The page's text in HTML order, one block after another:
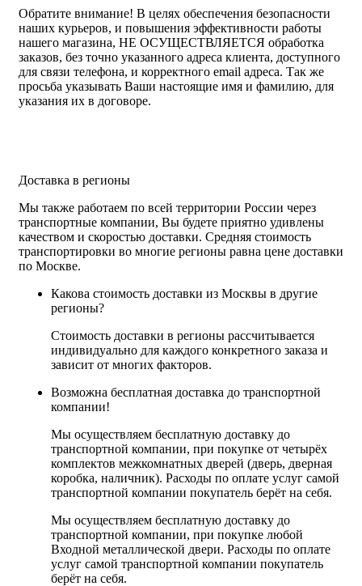
Обратите внимание! В целях обеспечения безопасности
наших курьеров, и повышения эффективности работы
нашего магазина, НЕ ОСУЩЕСТВЛЯЕТСЯ обработка
заказов, без точно указанного адреса клиента, доступного
для связи телефона, и корректного email адреса. Так же
просьба указывать Ваши настоящие имя и фамилию, для
указания их в договоре.
Доставка в регионы
Мы также работаем по всей территории России через
транспортные компании, Вы будете приятно удивлены
качеством и скоростью доставки. Средняя стоимость
транспортировки во многие регионы равна цене доставки
по Москве.
Какова стоимость доставки из Москвы в другие
регионы?
Стоимость доставки в регионы рассчитывается
индивидуально для каждого конкретного заказа и
зависит от многих факторов.
Возможна бесплатная доставка до транспортной
компании!
Мы осуществляем бесплатную доставку до
транспортной компании, при покупке от четырёх
комплектов межкомнатных дверей (дверь, дверная
коробка, наличник). Расходы по оплате услуг самой
транспортной компании покупатель берёт на себя.
Мы осуществляем бесплатную доставку до
транспортной компании, при покупке любой
Входной металлической двери. Расходы по оплате
услуг самой транспортной компании покупатель
берёт на себя.